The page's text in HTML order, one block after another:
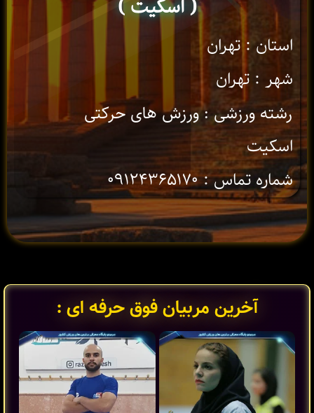
( اسکیت )
استان : تهران
شهر : تهران
رشته ورزشی : ورزش های حرکتی
اسکیت
شماره تماس : ۰۹۱۲۴۳۶۵۱۷۰
آخرین مربیان فوق حرفه ای :